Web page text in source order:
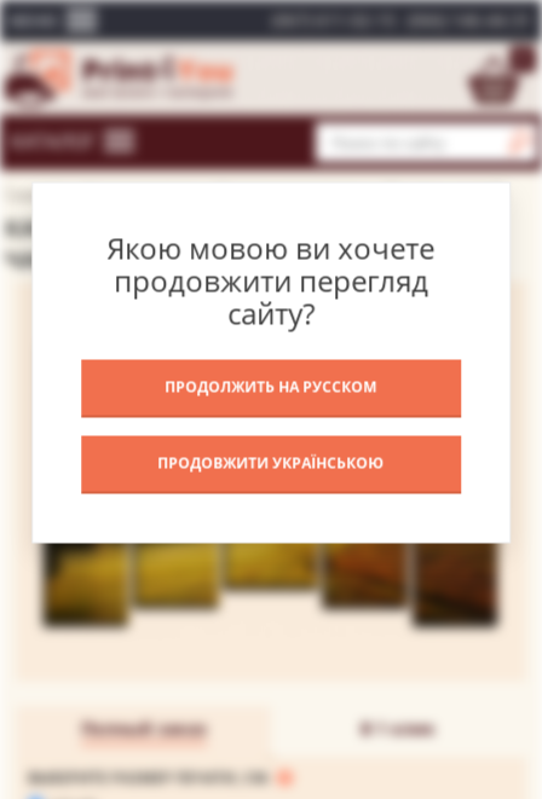
Якою мовою ви хочете
продовжити перегляд
сайту?
ПРОДОЛЖИТЬ НА РУССКОМ
ПРОДОВЖИТИ УКРАЇНСЬКОЮ
КАТАЛОГ
Главная
КАРТИНА ТУМАН В ГОРАХ – ИЗ ПЯТИ
ЧАСТЕЙ
Полный заказ В 1 клик
ВЫБЕРИТЕ РАЗМЕР ПЕЧАТИ, СМ: